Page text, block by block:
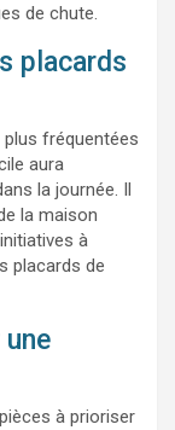
de chute.
placards
plus fréquentées
aura
la journée. Il
la maison
à
placards de
à prioriser